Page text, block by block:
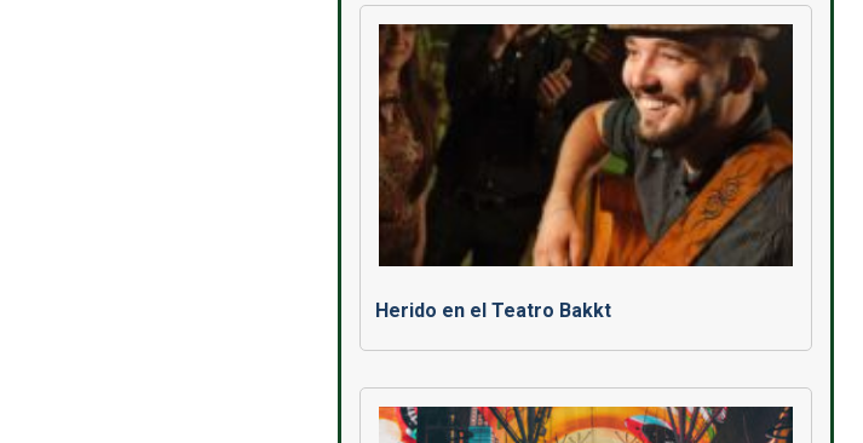
Herido en el Teatro Bakkt